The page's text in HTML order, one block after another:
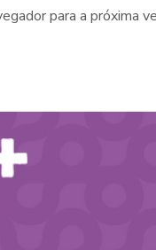
para a próxima